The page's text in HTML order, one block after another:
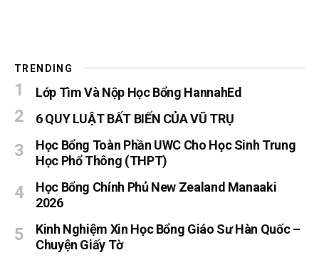
TRENDING
Lớp Tìm Và Nộp Học Bổng HannahEd
6 QUY LUẬT BẤT BIẾN CỦA VŨ TRỤ
Học Bổng Toàn Phần UWC Cho Học Sinh Trung
Học Phổ Thông (THPT)
Học Bổng Chính Phủ New Zealand Manaaki
2026
Kinh Nghiệm Xin Học Bổng Giáo Sư Hàn Quốc –
Chuyện Giấy Tờ